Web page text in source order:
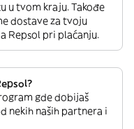
u tvom kraju. Takođe
dostave za tvoju
Repsol pri plaćanju.
gde dobijaš
nekih naših partnera i